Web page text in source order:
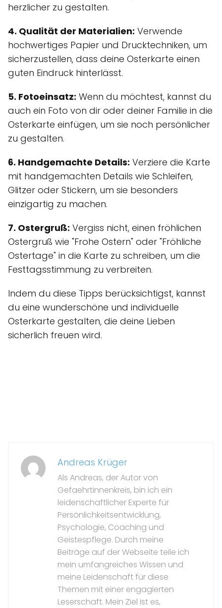
herzlicher zu gestalten.
4. Qualität der Materialien: Verwende
hochwertiges Papier und Drucktechniken, um
sicherzustellen, dass deine Osterkarte einen
guten Eindruck hinterlässt.
5. Fotoeinsatz: Wenn du möchtest, kannst du
auch ein Foto von dir oder deiner Familie in die
Osterkarte einfügen, um sie noch persönlicher
zu gestalten.
6. Handgemachte Details: Verziere die Karte
mit handgemachten Details wie Schleifen,
Glitzer oder Stickern, um sie besonders
einzigartig zu machen.
7. Ostergruß: Vergiss nicht, einen fröhlichen
Ostergruß wie "Frohe Ostern" oder "Fröhliche
Ostertage" in die Karte zu schreiben, um die
Festtagsstimmung zu verbreiten.
Indem du diese Tipps berücksichtigst, kannst
du eine wunderschöne und individuelle
Osterkarte gestalten, die deine Lieben
sicherlich freuen wird.
Andreas Krüger
Als Andreas, der Autor von
Gefaehrtinnenkreis, bin ich ein
leidenschaftlicher Experte für
Persönlichkeitsentwicklung,
Psychologie, Coaching und
Geistespflege. Durch meine
Beiträge auf der Webseite teile ich
mein umfangreiches Wissen und
meine Leidenschaft für diese
Themen mit einer engagierten
Leserschaft. Mein Ziel ist es,